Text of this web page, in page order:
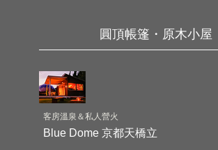
圓頂帳篷・原木小屋
客房溫泉＆私人營火
Blue Dome 京都天橋立